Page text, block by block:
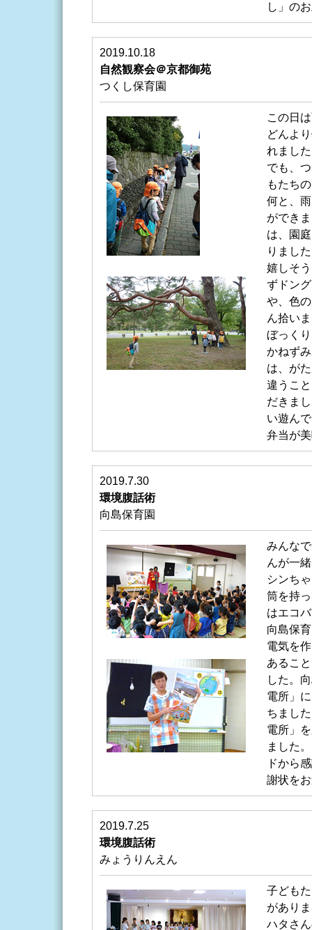
し」の
2019.10.18
自然観察会＠京都御苑
つくし保育園
この日
どんよ
れまし
でも、
もたち
何と、
ができ
は、園
りまし
嬉しそ
ずドン
や、色
ん拾い
ぼっく
かねず
は、が
違うこ
だきま
い遊ん
弁当が
2019.7.30
環境腹話術
向島保育園
みんな
んが一
シンち
筒を持
はエコ
向島保
電気を
あるこ
した。
電所」
ちまし
電所」
ました
ドから
謝状を
2019.7.25
環境腹話術
みょうりんえん
子ども
があり
ハタさ